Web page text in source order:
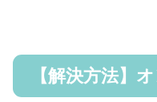
【解決方法】